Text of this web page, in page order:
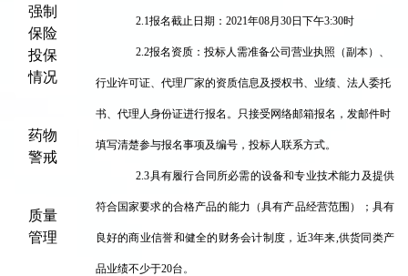
强制
保险
投保
情况
药物
警戒
质量
管理
2.1报名截止日期：2021年08月30日下午3:30时
2.2报名资质：投标人需准备公司营业执照（副本）、
行业许可证、代理厂家的资质信息及授权书、业绩、法人委托
书、代理人身份证进行报名。只接受网络邮箱报名，发邮件时
填写清楚参与报名事项及编号，投标人联系方式。
2.3具有履行合同所必需的设备和专业技术能力及提供
符合国家要求的合格产品的能力（具有产品经营范围）；具有
良好的商业信誉和健全的财务会计制度，近3年来,供货同类产
品业绩不少于20台。